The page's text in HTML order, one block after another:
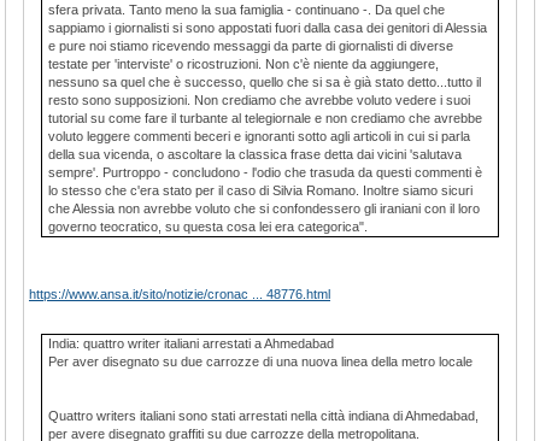
sfera privata. Tanto meno la sua famiglia - continuano -. Da quel che
sappiamo i giornalisti si sono appostati fuori dalla casa dei genitori di Alessia
e pure noi stiamo ricevendo messaggi da parte di giornalisti di diverse
testate per 'interviste' o ricostruzioni. Non c'è niente da aggiungere,
nessuno sa quel che è successo, quello che si sa è già stato detto...tutto il
resto sono supposizioni. Non crediamo che avrebbe voluto vedere i suoi
tutorial su come fare il turbante al telegiornale e non crediamo che avrebbe
voluto leggere commenti beceri e ignoranti sotto agli articoli in cui si parla
della sua vicenda, o ascoltare la classica frase detta dai vicini 'salutava
sempre'. Purtroppo - concludono - l'odio che trasuda da questi commenti è
lo stesso che c'era stato per il caso di Silvia Romano. Inoltre siamo sicuri
che Alessia non avrebbe voluto che si confondessero gli iraniani con il loro
governo teocratico, su questa cosa lei era categorica".
https://www.ansa.it/sito/notizie/cronac ... 48776.html
India: quattro writer italiani arrestati a Ahmedabad
Per aver disegnato su due carrozze di una nuova linea della metro locale
Quattro writers italiani sono stati arrestati nella città indiana di Ahmedabad,
per avere disegnato graffiti su due carrozze della metropolitana.